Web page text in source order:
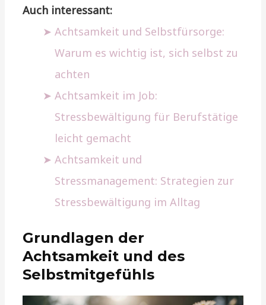
Auch interessant:
Achtsamkeit und Selbstfürsorge:
Warum es wichtig ist, sich selbst zu
achten
Achtsamkeit im Job:
Stressbewältigung für Berufstätige
leicht gemacht
Achtsamkeit und
Stressmanagement: Strategien zur
Stressbewältigung im Alltag
Grundlagen der
Achtsamkeit und des
Selbstmitgefühls